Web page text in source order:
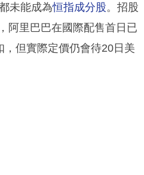
未能成為恒指成分股。招股
阿里巴巴在國際配售首日已
但實際定價仍會待20日美